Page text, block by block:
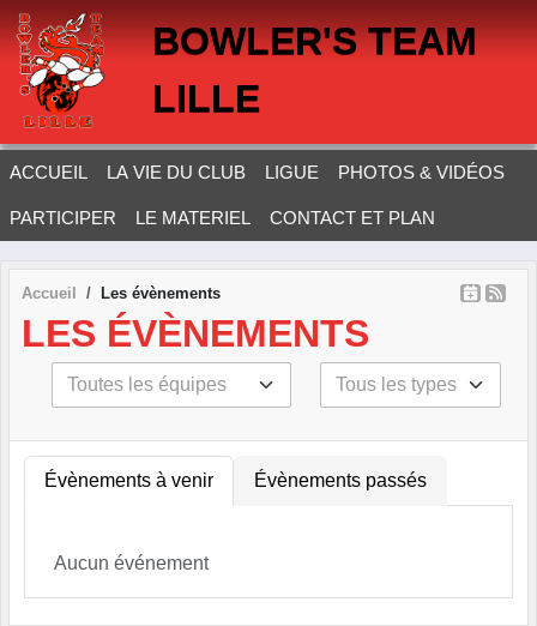
BOWLER'S TEAM
LILLE
ACCUEIL LA VIE DU CLUB LIGUE PHOTOS & VIDÉOS
PARTICIPER LE MATERIEL CONTACT ET PLAN
Accueil Les évènements
LES ÉVÈNEMENTS
Évènements à venir Évènements passés
Aucun événement
Panneau de gestion des cookies